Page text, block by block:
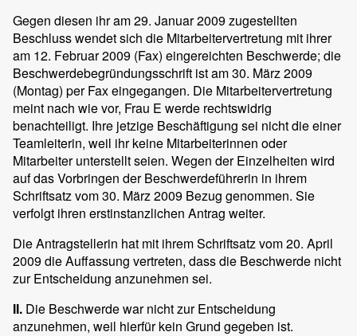
Gegen diesen ihr am 29. Januar 2009 zugestellten
Beschluss wendet sich die Mitarbeitervertretung mit ihrer
am 12. Februar 2009 (Fax) eingereichten Beschwerde; die
Beschwerdebegründungsschrift ist am 30. März 2009
(Montag) per Fax eingegangen. Die Mitarbeitervertretung
meint nach wie vor, Frau E werde rechtswidrig
benachteiligt. Ihre jetzige Beschäftigung sei nicht die einer
Teamleiterin, weil ihr keine Mitarbeiterinnen oder
Mitarbeiter unterstellt seien. Wegen der Einzelheiten wird
auf das Vorbringen der Beschwerdeführerin in ihrem
Schriftsatz vom 30. März 2009 Bezug genommen. Sie
verfolgt ihren erstinstanzlichen Antrag weiter.
Die Antragstellerin hat mit ihrem Schriftsatz vom 20. April
2009 die Auffassung vertreten, dass die Beschwerde nicht
zur Entscheidung anzunehmen sei.
II. Die Beschwerde war nicht zur Entscheidung
anzunehmen, weil hierfür kein Grund gegeben ist.